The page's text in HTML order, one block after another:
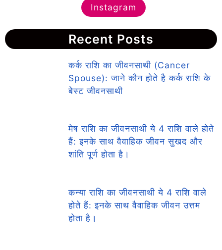
Instagram
Recent Posts
कर्क राशि का जीवनसाथी (Cancer
Spouse): जाने कौन होते है कर्क राशि के
बेस्ट जीवनसाथी
मेष राशि का जीवनसाथी ये 4 राशि वाले होते
हैं: इनके साथ वैवाहिक जीवन सुखद और
शांति पूर्ण होता है।
कन्या राशि का जीवनसाथी ये 4 राशि वाले
होते हैं: इनके साथ वैवाहिक जीवन उत्तम
होता है।